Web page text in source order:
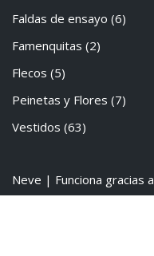
Faldas de ensayo (6)
Famenquitas (2)
Flecos (5)
Peinetas y Flores (7)
Vestidos (63)
Neve | Funciona gracias a